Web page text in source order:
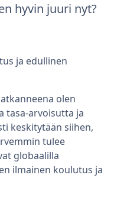
hyvin juuri nyt?
ja edullinen
olen
tasa-arvoisutta ja
keskitytään siihen,
tulee
globaalilla
ilmainen koulutus ja